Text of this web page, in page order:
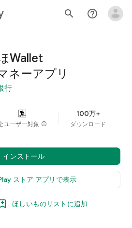
search help_outline
Wallet
ネーアプリ
行
ユーザー対象 info
100万+
ダウンロード
インストール
ストア アプリで表示
ほしいものリストに追加